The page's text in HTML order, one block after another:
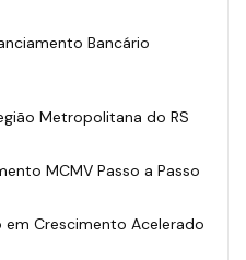
Bancário
Metropolitana do RS
MCMV Passo a Passo
Crescimento Acelerado